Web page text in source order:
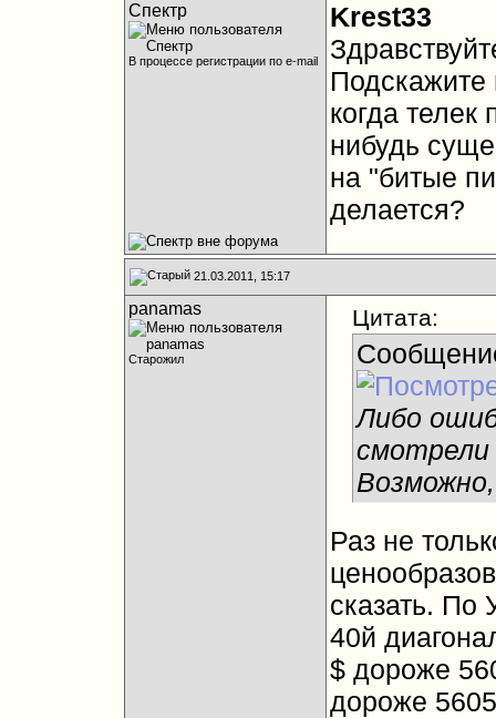
Спектр
В процессе регистрации по e-mail
Krest33
Подскажите
когда телек
нибудь
на "битые
делается?
21.03.2011, 15:17
panamas
Старожил
Цитата:
Либо
смотрели
Раз не
сказать. По
40й
$ дороже
дороже